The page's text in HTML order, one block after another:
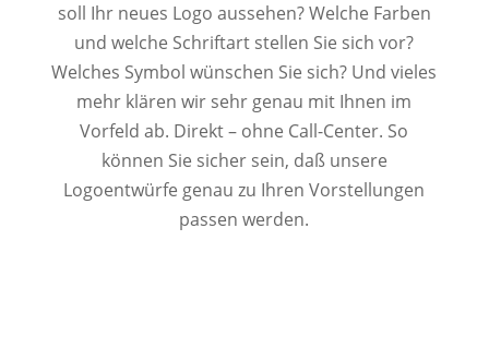
soll Ihr neues Logo aussehen? Welche Farben
und welche Schriftart stellen Sie sich vor?
Welches Symbol wünschen Sie sich? Und vieles
mehr klären wir sehr genau mit Ihnen im
Vorfeld ab. Direkt – ohne Call-Center. So
können Sie sicher sein, daß unsere
Logoentwürfe genau zu Ihren Vorstellungen
passen werden.